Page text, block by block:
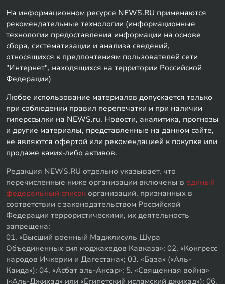
На информационном ресурсе NEWS.RU применяются
рекомендательные технологии (информационные
технологии предоставления информации на основе
сбора, систематизации и анализа сведений,
относящихся к предпочтениям пользователей сети
"Интернет", находящихся на территории Российской
Федерации)
Любое использование материалов допускается только
при соблюдении правил перепечатки и при наличии
гиперссылки на NEWS.ru. Новости, аналитика, прогнозы
и другие материалы, представленные на данном сайте,
не являются офертой или рекомендацией к покупке или
продаже каких-либо активов.
Редакция NEWS.RU отдельно указывает, что
перечисленные ниже организации включены в единый
федеральный список организаций, признанных в
соответствии с законодательством Российской
Федерации террористическими, их деятельность
запрещена:
01. «Высший военный Маджлисуль Шура
Объединенных сил моджахедов Кавказа»; 02. «Конгресс
народов Ичкерии и Дагестана»; 03. «База» («Аль-
Каида»); 04. «Асбат аль-Ансар»; 5. «Священная война»
(«Аль-Джихад» или «Египетский исламский джихад»); 06.